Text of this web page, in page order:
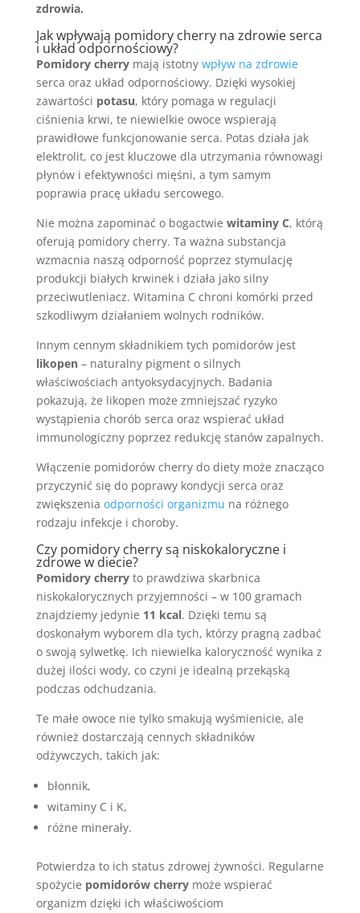
zdrowia.
Jak wpływają pomidory cherry na zdrowie serca
i układ odpornościowy?
Pomidory cherrymają istotny wpływ na zdrowie
serca oraz układ odpornościowy. Dzięki wysokiej
zawartości potasu, który pomaga w regulacji
ciśnienia krwi, te niewielkie owoce wspierają
prawidłowe funkcjonowanie serca. Potas działa jak
elektrolit, co jest kluczowe dla utrzymania równowagi
płynów i efektywności mięśni, a tym samym
poprawia pracę układu sercowego.
Nie można zapominać o bogactwie witaminy C, którą
oferują pomidory cherry. Ta ważna substancja
wzmacnia naszą odporność poprzez stymulację
produkcji białych krwinek i działa jako silny
przeciwutleniacz. Witamina C chroni komórki przed
szkodliwym działaniem wolnych rodników.
Innym cennym składnikiem tych pomidorów jest
likopen– naturalny pigment o silnych
właściwościach antyoksydacyjnych. Badania
pokazują, że likopen może zmniejszać ryzyko
wystąpienia chorób serca oraz wspierać układ
immunologiczny poprzez redukcję stanów zapalnych.
Włączenie pomidorów cherry do diety może znacząco
przyczynić się do poprawy kondycji serca oraz
zwiększenia odporności organizmu na różnego
rodzaju infekcje i choroby.
Czy pomidory cherry są niskokaloryczne i
zdrowe w diecie?
Pomidory cherryto prawdziwa skarbnica
niskokalorycznych przyjemności – w 100 gramach
znajdziemy jedynie 11 kcal. Dzięki temu są
doskonałym wyborem dla tych, którzy pragną zadbać
o swoją sylwetkę. Ich niewielka kaloryczność wynika z
dużej ilości wody, co czyni je idealną przekąską
podczas odchudzania.
Te małe owoce nie tylko smakują wyśmienicie, ale
również dostarczają cennych składników
odżywczych, takich jak:
błonnik,
witaminy C i K,
różne minerały.
Potwierdza to ich status zdrowej żywności. Regularne
spożycie pomidorów cherrymoże wspierać
organizm dzięki ich właściwościom